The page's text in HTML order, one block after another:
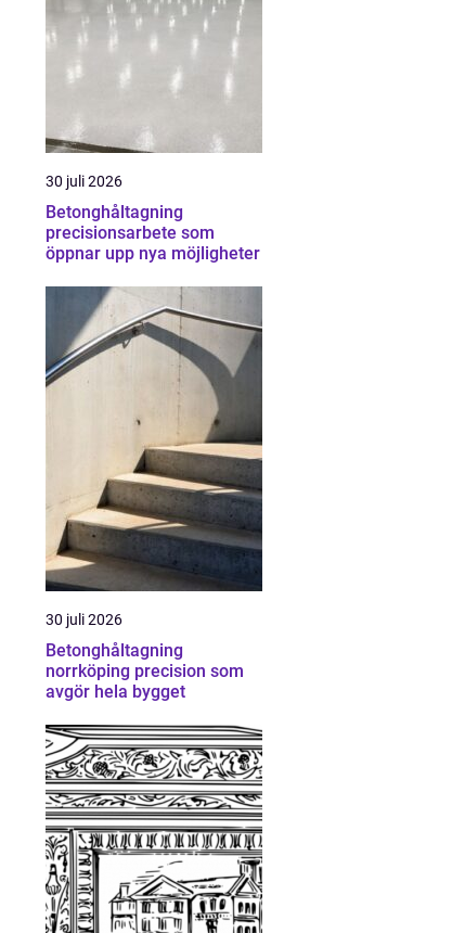
30 juli 2026
Betonghåltagning
precisionsarbete som
öppnar upp nya möjligheter
30 juli 2026
Betonghåltagning
norrköping precision som
avgör hela bygget